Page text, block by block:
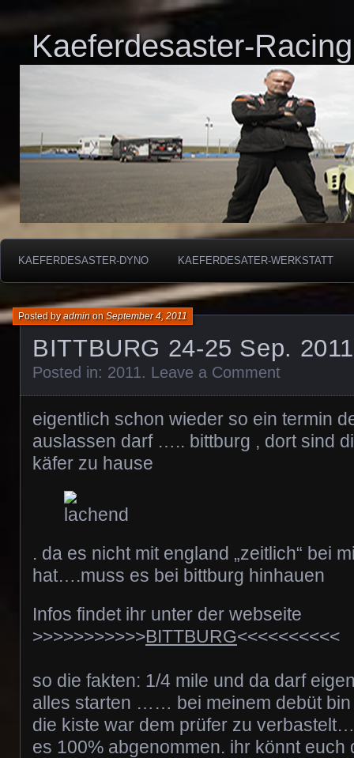
Kaeferdesaster-Racing
KAEFERDESASTER-DYNO KAEFERDESATER-WERKSTATT
BITTBURG 24-25 Sep. 2011
Posted byadminonSeptember 4, 2011
Posted in: 2011. Leave a Comment
eigentlich schon wieder so ein termin
auslassen darf ….. bittburg , dort sind
käfer zu hause
. da es nicht mit england „zeitlich“ bei
hat….muss es bei bittburg hinhauen
Infos findet ihr unter der webseite
>>>>>>>>>>>BITTBURG<<<<<<<<<<
so die fakten: 1/4 mile und da darf
alles starten …… bei meinem debüt
die kiste war dem prüfer zu
es 100% abgenommen. ihr könnt euch